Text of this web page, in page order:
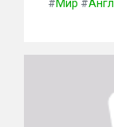
#Мир #